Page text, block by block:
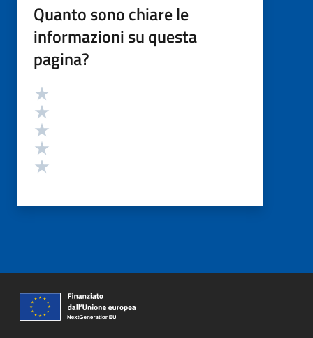
Quanto sono chiare le
informazioni su questa
pagina?
Valutazione